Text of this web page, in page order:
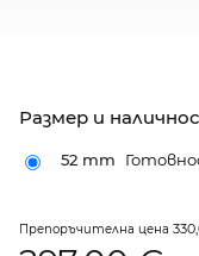
Размер и
52 mm
Препоръчителна цена